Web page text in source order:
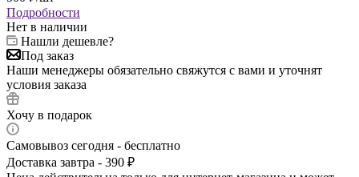
Подробности
Нет в наличии
Нашли дешевле?
Под заказ
Наши менеджеры обязательно свяжутся с вами и уточнят
условия заказа
Хочу в подарок
Самовывоз сегодня - бесплатно
Доставка завтра - 390 ₽